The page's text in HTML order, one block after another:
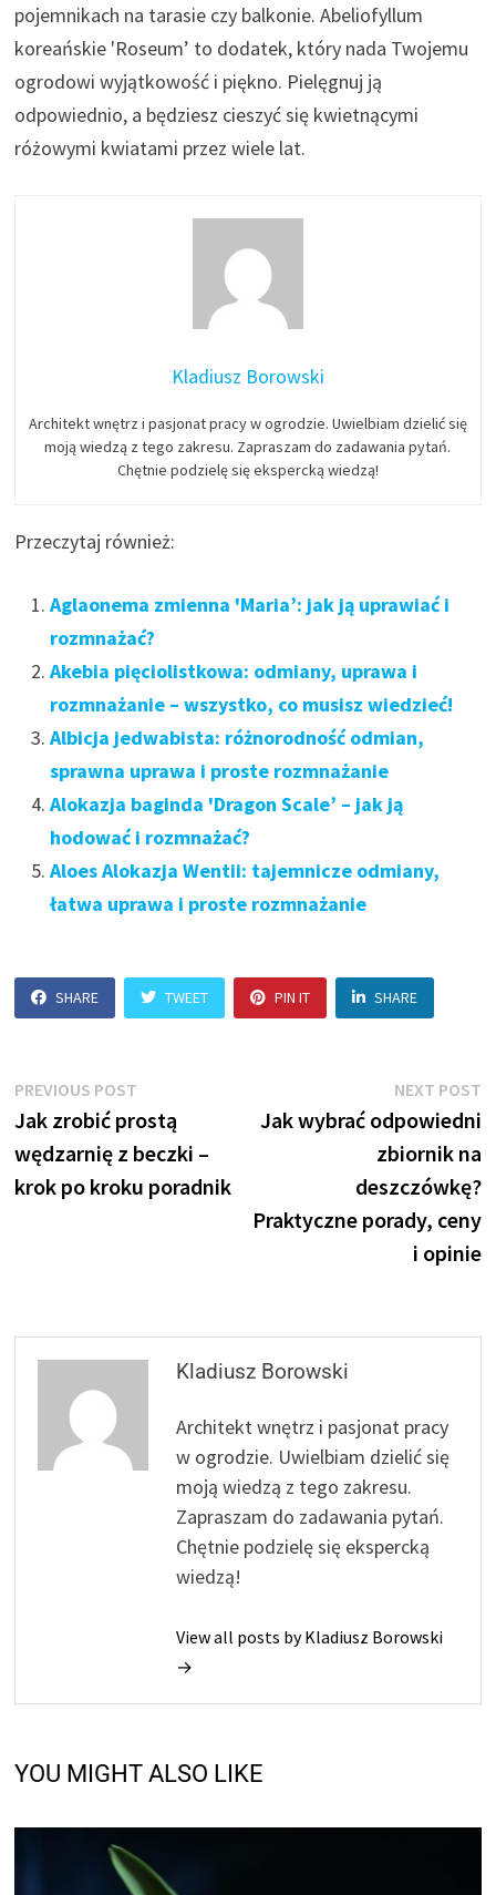
pojemnikach na tarasie czy balkonie. Abeliofyllum
koreańskie 'Roseum’ to dodatek, który nada Twojemu
ogrodowi wyjątkowość i piękno. Pielęgnuj ją
odpowiednio, a będziesz cieszyć się kwietnącymi
różowymi kwiatami przez wiele lat.
Kladiusz Borowski
Architekt wnętrz i pasjonat pracy w ogrodzie. Uwielbiam dzielić się
moją wiedzą z tego zakresu. Zapraszam do zadawania pytań.
Chętnie podzielę się ekspercką wiedzą!
Przeczytaj również:
Aglaonema zmienna 'Maria’: jak ją uprawiać i
rozmnażać?
Akebia pięciolistkowa: odmiany, uprawa i
rozmnażanie – wszystko, co musisz wiedzieć!
Albicja jedwabista: różnorodność odmian,
sprawna uprawa i proste rozmnażanie
Alokazja baginda 'Dragon Scale’ – jak ją
hodować i rozmnażać?
Aloes Alokazja Wentii: tajemnicze odmiany,
łatwa uprawa i proste rozmnażanie
SHARE TWEET PIN IT SHARE
Nawigacja
wpisu
PREVIOUS POST
post:
Jak zrobić prostą
wędzarnię z beczki –
krok po kroku poradnik
NEXT POST
Jak wybrać odpowiedni
zbiornik na
deszczówkę?
Praktyczne porady, ceny
i opinie
Kladiusz Borowski
Architekt wnętrz i pasjonat pracy
w ogrodzie. Uwielbiam dzielić się
moją wiedzą z tego zakresu.
Zapraszam do zadawania pytań.
Chętnie podzielę się ekspercką
wiedzą!
View all posts by Kladiusz Borowski
→
YOU MIGHT ALSO LIKE